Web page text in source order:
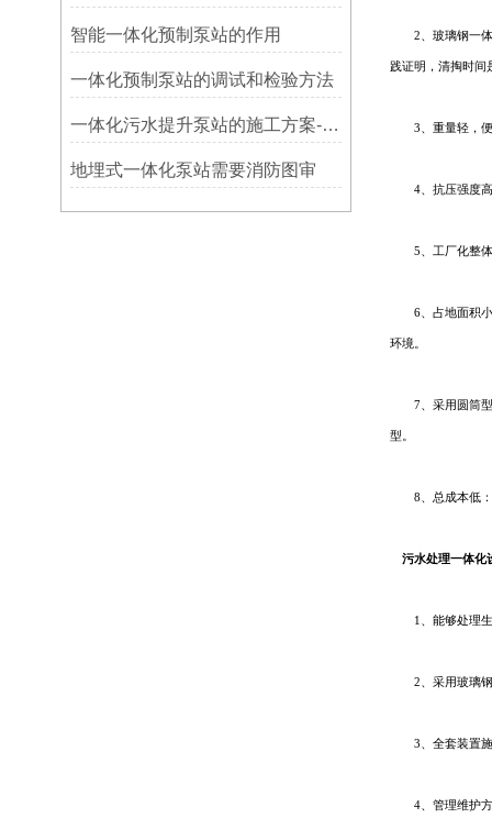
智能一体化预制泵站的作用
​一体化预制泵站的调试和检验方法
一体化污水提升泵站的施工方案-思源
地埋式一体化泵站需要消防图审
2、玻璃钢一体
践证明，清掏时间
3、重量轻，便
4、抗压强度高
5、工厂化整体
6、占地面积小
环境。
7、采用圆筒型
型。
8、总成本低：
污水处理一体化
1、能够处理生
2、采用玻璃钢
3、全套装置施
4、管理维护方